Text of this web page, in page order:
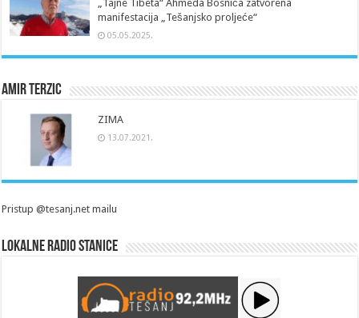
„Tajne Tibeta“ Ahmeda Bosnića zatvorena
manifestacija „Tešanjsko proljeće“
05.05.2025.
Amir Terzic
ZIMA
13.07.2021.
Pristup @tesanj.net mailu
Lokalne radio stanice